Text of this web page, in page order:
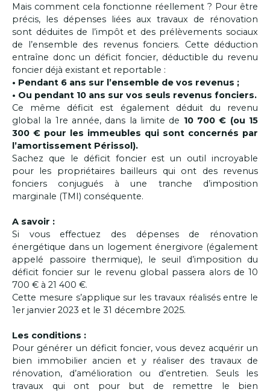
Mais comment cela fonctionne réellement ? Pour être
précis, les dépenses liées aux travaux de rénovation
sont déduites de l’impôt et des prélèvements sociaux
de l’ensemble des revenus fonciers. Cette déduction
entraîne donc un déficit foncier, déductible du revenu
foncier déjà existant et reportable :
• Pendant 6 ans sur l’ensemble de vos revenus ;
• Ou pendant 10 ans sur vos seuls revenus fonciers.
Ce même déficit est également déduit du revenu
global la 1re année, dans la limite de 10 700 € (ou 15
300 € pour les immeubles qui sont concernés par
l’amortissement Périssol).
Sachez que le déficit foncier est un outil incroyable
pour les propriétaires bailleurs qui ont des revenus
fonciers conjugués à une tranche d’imposition
marginale (TMI) conséquente.
A savoir :
Si vous effectuez des dépenses de rénovation
énergétique dans un logement énergivore (également
appelé passoire thermique), le seuil d’imposition du
déficit fonciersur le revenu global passera alors de 10
700 € à 21 400 €.
Cette mesure s’applique sur les travaux réalisés entre le
1er janvier 2023 et le 31 décembre 2025.
Les conditions :
Pour générer un déficit foncier, vous devez acquérir un
bien immobilier ancien et y réaliser des travaux de
rénovation, d’amélioration ou d’entretien. Seuls les
travaux qui ont pour but de remettre le bien